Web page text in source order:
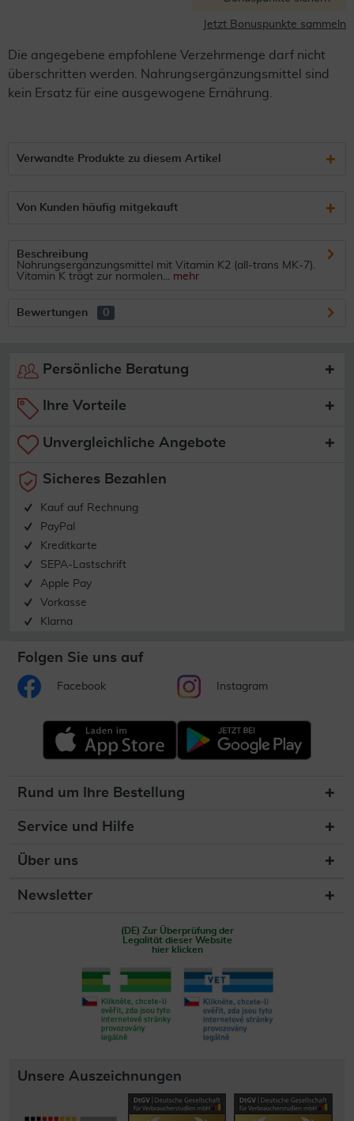
Jetzt Bonuspunkte sammeln
Die angegebene empfohlene Verzehrmenge darf nicht
überschritten werden. Nahrungsergänzungsmittel sind
kein Ersatz für eine ausgewogene Ernährung.
Verwandte Produkte zu diesem Artikel
Von Kunden häufig mitgekauft
Beschreibung
Nahrungsergänzungsmittel mit Vitamin K2 (all-trans MK-7).
Vitamin K trägt zur normalen... mehr
Bewertungen 0
Persönliche Beratung
Ihre Vorteile
Unvergleichliche Angebote
Sicheres Bezahlen
Kauf auf Rechnung
PayPal
Kreditkarte
SEPA-Lastschrift
Apple Pay
Vorkasse
Klarna
Folgen Sie uns auf
Facebook Instagram
Rund um Ihre Bestellung
Service und Hilfe
Über uns
Newsletter
(DE) Zur Überprüfung der
Legalität dieser Website
hier klicken
Unsere Auszeichnungen